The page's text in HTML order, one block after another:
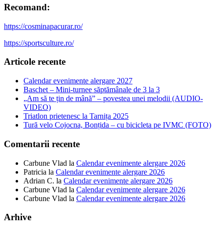
Recomand:
https://cosminapacurar.ro/
https://sportsculture.ro/
Articole recente
Calendar evenimente alergare 2027
Baschet – Mini-turnee săptămânale de 3 la 3
„Am să te țin de mână” – povestea unei melodii (AUDIO-
VIDEO)
Triatlon prietenesc la Tarnița 2025
Tură velo Cojocna, Bonțida – cu bicicleta pe IVMC (FOTO)
Comentarii recente
Carbune Vlad la Calendar evenimente alergare 2026
Patricia la Calendar evenimente alergare 2026
Adrian C. la Calendar evenimente alergare 2026
Carbune Vlad la Calendar evenimente alergare 2026
Carbune Vlad la Calendar evenimente alergare 2026
Arhive